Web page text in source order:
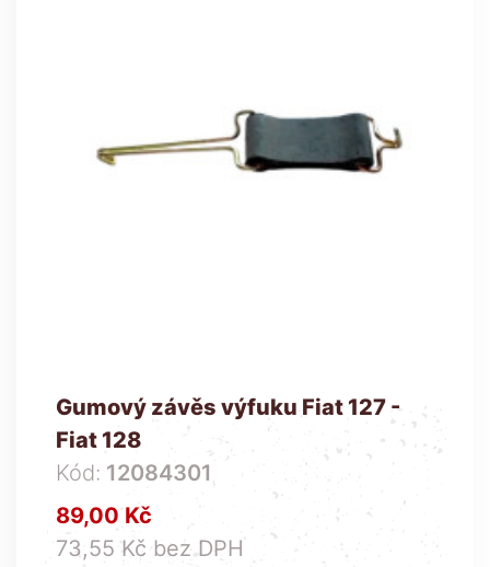
Gumový závěs výfuku Fiat 127 -
Fiat 128
Kód: 12084301
Cena
89,00 Kč
73,55 Kč bez DPH